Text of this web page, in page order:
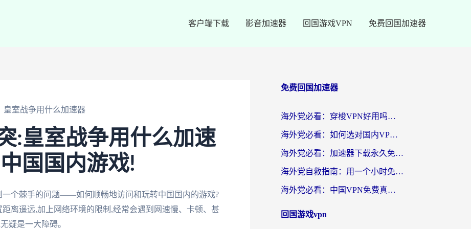
客户端下载 影音加速器 回国游戏VPN 免费回国加速器
皇室战争用什么加速器
:皇室战争用什么加速
国国内游戏!
一个棘手的问题——如何顺畅地访问和玩转中国国内的游戏?
离遥远,加上网络环境的限制,经常会遇到网速慢、卡顿、甚
疑是一大障碍。
免费回国加速器
海外党必看：穿梭VPN好用吗？和云帆VPN对比哪个回国效果更好？附真实测评+避坑指南
海外党必看：如何选对国内VPN，实现无缝访问国内资源？
海外党必看：加速器下载永久免费版真的存在吗？教你无缝访问国内资源的正确姿势
海外党自救指南：用一个小时免费加速器，轻松打破国内资源访问壁垒？
海外党必看：中国VPN免费真的靠谱吗？手把手教你选对回国加速器
回国游戏vpn